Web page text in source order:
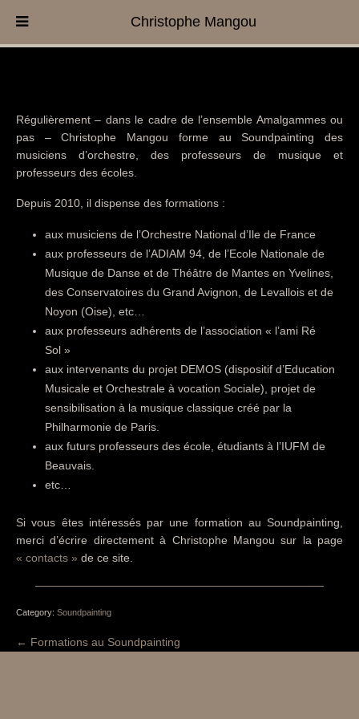
Régulièrement – dans le cadre de l’ensemble Amalgammes ou
pas – Christophe Mangou forme au Soundpainting des
musiciens d’orchestre, des professeurs de musique et
professeurs des écoles.
Depuis 2010, il dispense des formations :
aux musiciens de l’Orchestre National d’Ile de France
aux professeurs de l’ADIAM 94, de l’Ecole Nationale de
Musique de Danse et de Théâtre de Mantes en Yvelines,
des Conservatoires du Grand Avignon, de Levallois et de
Noyon (Oise), etc…
aux professeurs adhérents de l’association « l’ami Ré
Sol »
aux intervenants du projet DEMOS (dispositif d’Education
Musicale et Orchestrale à vocation Sociale), projet de
sensibilisation à la musique classique créé par la
Philharmonie de Paris.
aux futurs professeurs des école, étudiants à l’IUFM de
Beauvais.
etc…
Si vous êtes intéressés par une formation au Soundpainting,
merci d’écrire directement à Christophe Mangou sur la page
« contacts » de ce site.
Category: Soundpainting
← Formations au Soundpainting
Christophe Mangou